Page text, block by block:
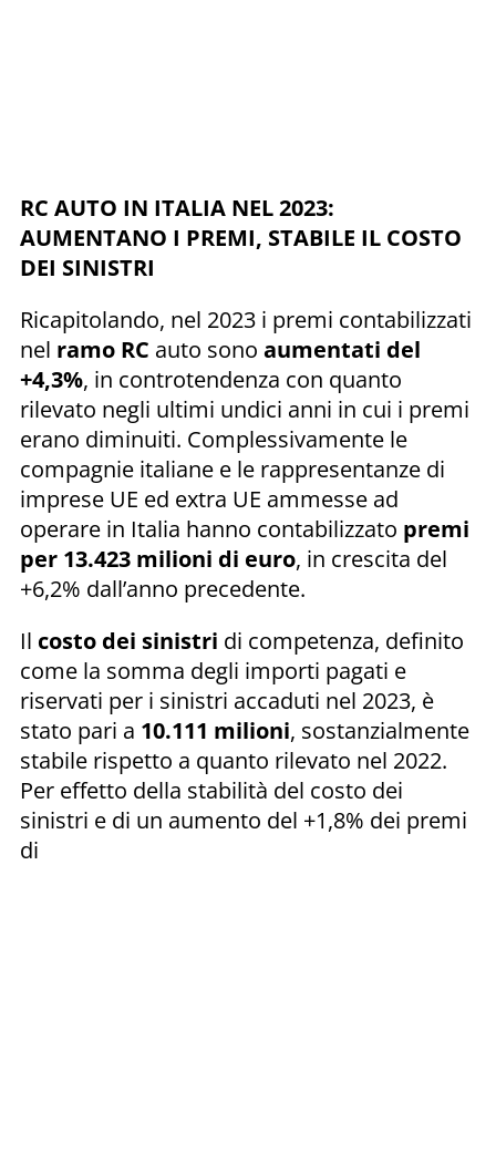
RC AUTO IN ITALIA NEL 2023:
AUMENTANO I PREMI, STABILE IL COSTO
DEI SINISTRI
Ricapitolando, nel 2023 i premi contabilizzati
nel ramo RC auto sono aumentati del
+4,3%, in controtendenza con quanto
rilevato negli ultimi undici anni in cui i premi
erano diminuiti. Complessivamente le
compagnie italiane e le rappresentanze di
imprese UE ed extra UE ammesse ad
operare in Italia hanno contabilizzato premi
per 13.423 milioni di euro, in crescita del
+6,2% dall’anno precedente.
Il costo dei sinistri di competenza, definito
come la somma degli importi pagati e
riservati per i sinistri accaduti nel 2023, è
stato pari a 10.111 milioni, sostanzialmente
stabile rispetto a quanto rilevato nel 2022.
Per effetto della stabilità del costo dei
sinistri e di un aumento del +1,8% dei premi
di